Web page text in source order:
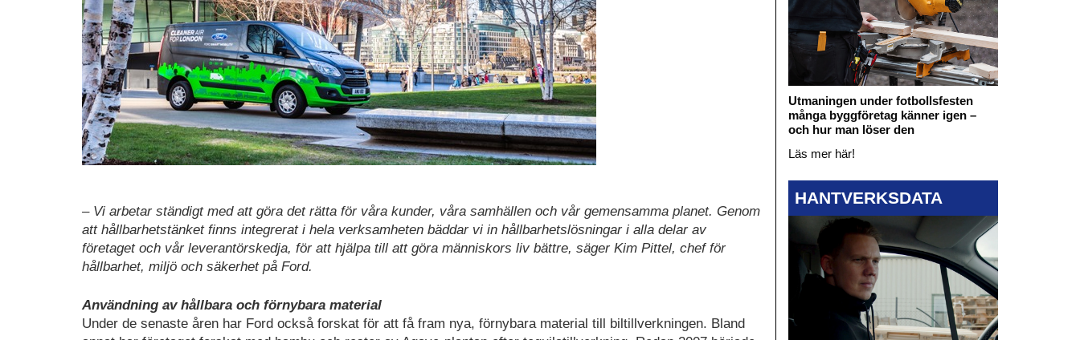
– Vi arbetar ständigt med att göra det rätta för våra kunder, våra samhällen och vår gemensamma planet. Genom
att hållbarhetstänket finns integrerat i hela verksamheten bäddar vi in hållbarhetslösningar i alla delar av
företaget och vår leverantörskedja, för att hjälpa till att göra människors liv bättre, säger Kim Pittel, chef för
hållbarhet, miljö och säkerhet på Ford.
Användning av hållbara och förnybara material
Under de senaste åren har Ford också forskat för att få fram nya, förnybara material till biltillverkningen. Bland
Utmaningen under fotbollsfesten
många byggföretag känner igen –
och hur man löser den
Läs mer här!
HANTVERKSDATA